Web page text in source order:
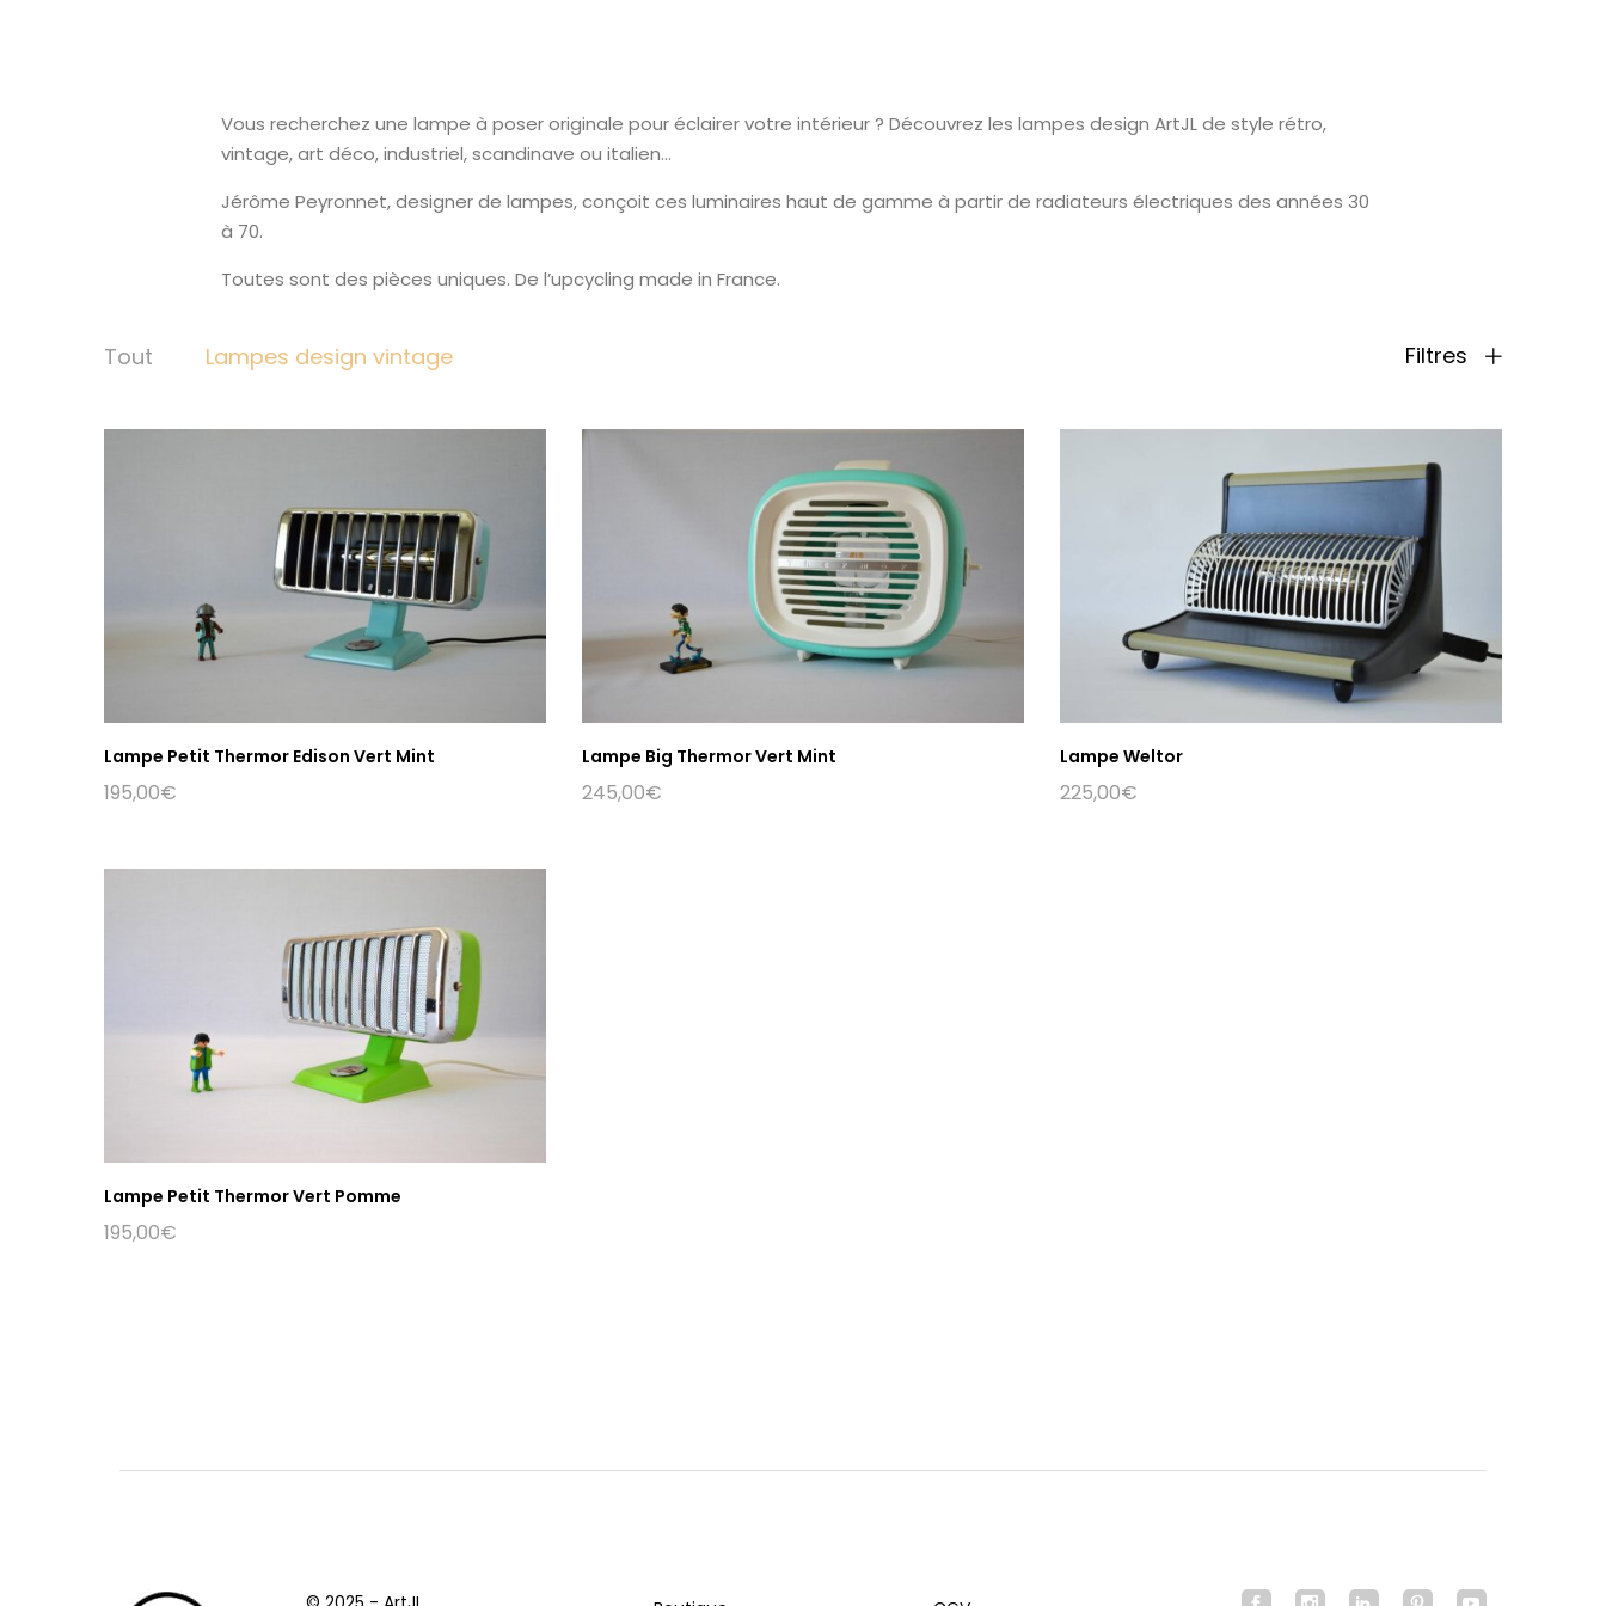
Vous recherchez une lampe à poser originale pour éclairer votre intérieur ? Découvrez les lampes design ArtJL de style rétro,
vintage, art déco, industriel, scandinave ou italien…
Jérôme Peyronnet, designer de lampes, conçoit ces luminaires haut de gamme à partir de radiateurs électriques des années 30
à 70.
Toutes sont des pièces uniques. De l’upcycling made in France.
Tout Lampes design vintage Filtres
Lampe Petit Thermor Edison Vert Mint
195,00€
Lampe Big Thermor Vert Mint
245,00€
Lampe Weltor
225,00€
Lampe Petit Thermor Vert Pomme
195,00€